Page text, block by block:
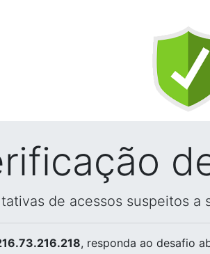
de acessos suspeitos a
, responda ao desafio